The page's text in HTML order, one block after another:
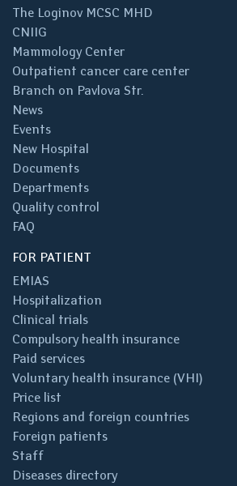
The Loginov MCSC MHD
CNIIG
Mammology Center
Outpatient cancer care center
Branch on Pavlova Str.
News
Events
New Hospital
Documents
Departments
Quality control
FAQ
FOR PATIENT
EMIAS
Hospitalization
Clinical trials
Compulsory health insurance
Paid services
Voluntary health insurance (VHI)
Price list
Regions and foreign countries
Foreign patients
Staff
Diseases directory